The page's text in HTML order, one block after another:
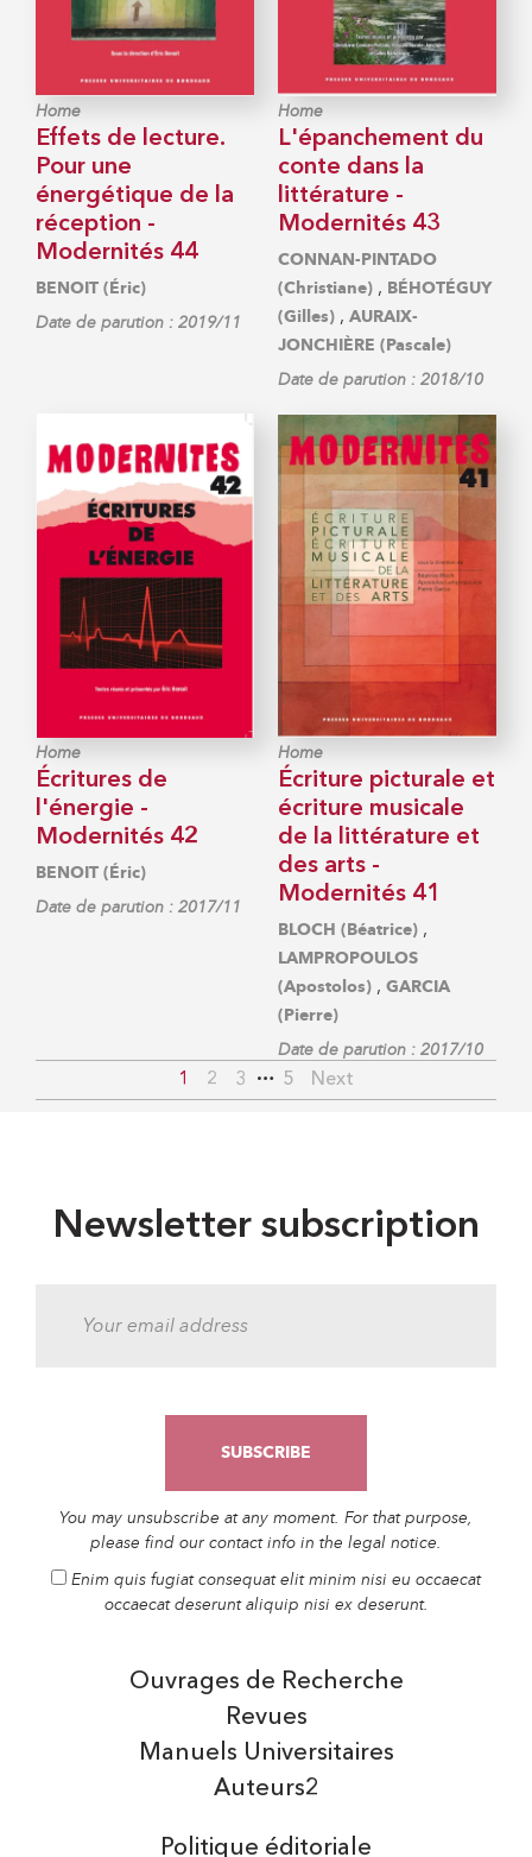
Home
Effets de lecture.
Pour une
énergétique de la
réception -
Modernités 44
BENOIT (Éric)
Date de parution : 2019/11
Home
L'épanchement du
conte dans la
littérature -
Modernités 43
CONNAN-PINTADO
(Christiane) , BÉHOTÉGUY
(Gilles) , AURAIX-
JONCHIÈRE (Pascale)
Date de parution : 2018/10
Home
Écritures de
l'énergie -
Modernités 42
BENOIT (Éric)
Date de parution : 2017/11
Home
Écriture picturale et
écriture musicale
de la littérature et
des arts -
Modernités 41
BLOCH (Béatrice) ,
LAMPROPOULOS
(Apostolos) , GARCIA
(Pierre)
Date de parution : 2017/10
1 2 3 … 5 Next
Newsletter subscription
You may unsubscribe at any moment. For that purpose,
please find our contact info in the legal notice.
Enim quis fugiat consequat elit minim nisi eu occaecat
occaecat deserunt aliquip nisi ex deserunt.
Auteurs2
Manuels Universitaires
Ouvrages de Recherche
Revues
Politique éditoriale